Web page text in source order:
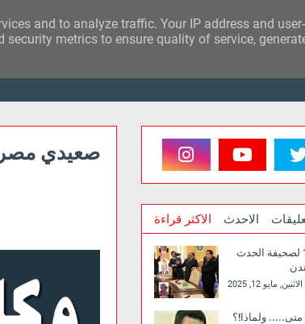
صعيدي مصر
الاكثر قراءة الاحدث
صدور العدد 164 لصحيفة الحدث
الاثنين, مايو 12, 2025
متى..... ولماذا!؟
and to analyze traffic. Your IP address and
metrics to ensure quality of service,